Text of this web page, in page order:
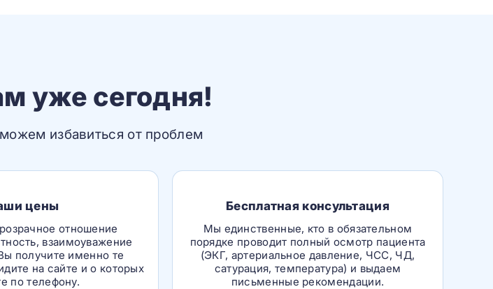
уже сегодня!
избавиться от проблем
цены
отношение
взаимоуважение
получите именно те
на сайте и о которых
по телефону.
Бесплатная консультация
Мы единственные, кто в обязательном
порядке проводит полный осмотр пациента
(ЭКГ, артериальное давление, ЧСС, ЧД,
сатурация, температура) и выдаем
письменные рекомендации.